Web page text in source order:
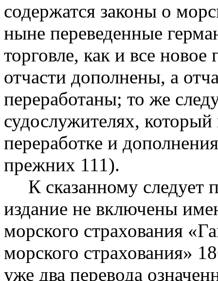
содержатся законы о
ныне переведенные
торговле, как и все новое
отчасти дополнены, а
переработаны; то же
судослужителях,
переработке и
прежних 111).
К сказанному следует
издание не включены
морского страхования
морского страхования»
уже два перевода